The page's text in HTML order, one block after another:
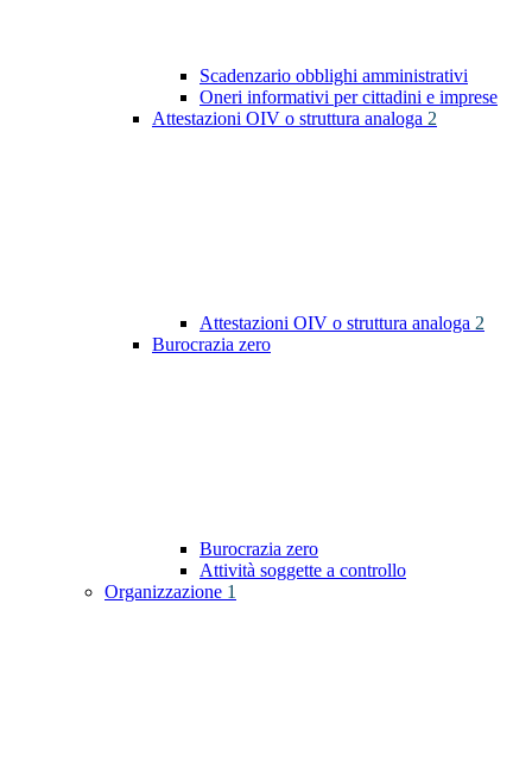
Scadenzario obblighi amministrativi
Oneri informativi per cittadini e imprese
Attestazioni OIV o struttura analoga 2
Attestazioni OIV o struttura analoga 2
Burocrazia zero
Burocrazia zero
Attività soggette a controllo
Organizzazione 1